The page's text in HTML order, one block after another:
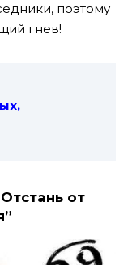
поэтому
гнев!
от